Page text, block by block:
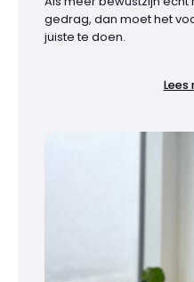
gedrag, dan moet het
juiste te doen.
Lees